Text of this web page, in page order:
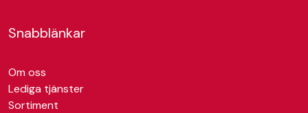
Snabblänkar
Om oss
Lediga tjänster
Sortiment